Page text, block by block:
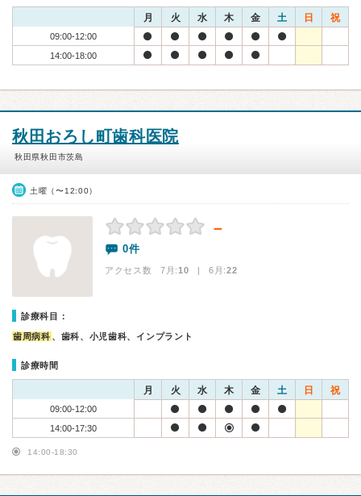
月 火 水 木 金 土 日 祝
09:00-12:00
14:00-18:00
秋田おろし町歯科医院
秋田県秋田市茨島
土曜（〜12:00）
－
0件
アクセス数 7月:10 | 6月:22
診療科目：
歯周病科 、歯科、小児歯科、インプラント
診療時間
月 火 水 木 金 土 日 祝
09:00-12:00
14:00-17:30
14:00-18:30